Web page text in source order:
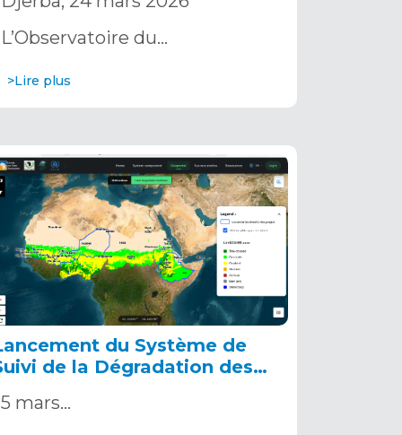
d’Orientation Stratégique
L’Observatoire du…
>Lire plus
du Système de
de la Dégradation des
des Terres au service de
5 mars…